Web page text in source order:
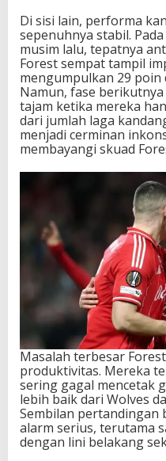
Di sisi lain, performa
sepenuhnya stabil.
musim lalu, tepatnya
Forest sempat tampil
mengumpulkan 29 poin
Namun, fase
tajam ketika mereka
dari jumlah laga
menjadi cerminan
membayangi skuad
Masalah terbesar
produktivitas. Mereka
sering gagal mencetak
lebih baik dari Wolves
Sembilan pertandingan
alarm serius, terutama
dengan lini belakang